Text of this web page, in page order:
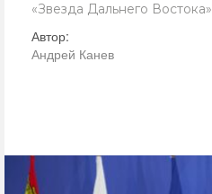
«Звезда Дальнего Востока»
Автор:
Андрей Канев